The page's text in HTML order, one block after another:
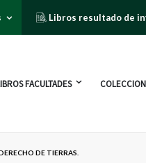
Libros resultado de
FACULTADES
DE TIERRAS.